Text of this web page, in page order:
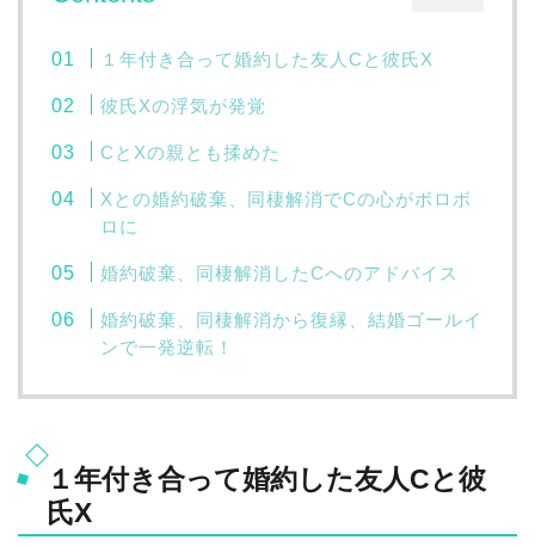
１年付き合って婚約した友人Cと彼氏X
彼氏Xの浮気が発覚
CとXの親とも揉めた
Xとの婚約破棄、同棲解消でCの心がボロボ
ロに
婚約破棄、同棲解消したCへのアドバイス
婚約破棄、同棲解消から復縁、結婚ゴールイ
ンで一発逆転！
１年付き合って婚約した友人Cと彼
氏X